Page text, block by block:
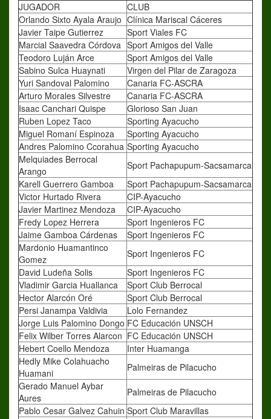
JUGADOR
CLUB
Orlando Sixto Ayala Araujo Clínica Mariscal Cáceres
Javier Taipe Gutierrez
Sport Viales FC
Marcial Saavedra Córdova Sport Amigos del Valle
Teodoro Luján Arce
Sport Amigos del Valle
Sabino Sulca Huaynati
Virgen del Pilar de Zaragoza
Yuri Sandoval Palomino
Canaria FC-ASCRA
Arturo Morales Silvestre
Canaria FC-ASCRA
Isaac Canchari Quispe
Glorioso San Juan
Ruben Lopez Taco
Sporting Ayacucho
Miguel Romaní Espinoza
Sporting Ayacucho
Andres Palomino Ccorahua Sporting Ayacucho
Melquiades Berrocal
Arango
Sport Pachapupum-Sacsamarca
Karell Guerrero Gamboa
Sport Pachapupum-Sacsamarca
Victor Hurtado Rivera
CIP-Ayacucho
Javier Martinez Mendoza
CIP-Ayacucho
Fredy Lopez Herrera
Sport Ingenieros FC
Jaime Gamboa Cárdenas
Sport Ingenieros FC
Mardonio Huamantinco
Gomez
Sport Ingenieros FC
David Ludeña Solis
Sport Ingenieros FC
Vladimir Garcia Huallanca
Sport Club Berrocal
Hector Alarcón Oré
Sport Club Berrocal
Persi Janampa Valdivia
Lolo Fernandez
Jorge Luis Palomino Dongo FC Educación UNSCH
Felix Wilber Torres Alarcon FC Educación UNSCH
Hebert Coello Mendoza
Inter Huamanga
Hedly Mike Colahuacho
Huamani
Palmeiras de Pilacucho
Gerado Manuel Aybar
Aures
Palmeiras de Pilacucho
Pablo Cesar Galvez Cahuin Sport Club Maravillas